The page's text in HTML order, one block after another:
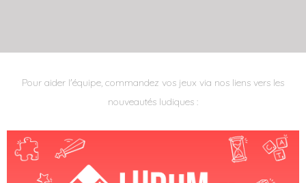
Pour aider l'équipe, commandez vos jeux via nos liens vers les
nouveautés ludiques :